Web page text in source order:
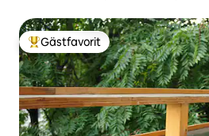
Populär gästfavorit
Gästfavorit